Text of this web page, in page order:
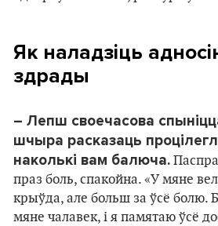
Як наладзіць
здрады
– Лепш своечасова
шчыра расказаць
наколькі вам балюча.
праз боль, спакойна. «У мяне
крыўда, але больш за ўсё болю.
мяне чалавек, і я памятаю ўсё